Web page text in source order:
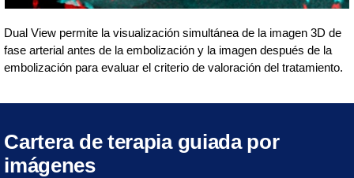
Dual View permite la visualización simultánea de la imagen 3D de
fase arterial antes de la embolización y la imagen después de la
embolización para evaluar el criterio de valoración del tratamiento.
Cartera de terapia guiada por
imágenes